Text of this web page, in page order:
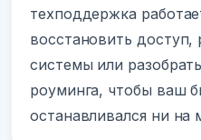
техподдержка
восстановить
системы или
роуминга, чтобы ваш
останавливался ни на